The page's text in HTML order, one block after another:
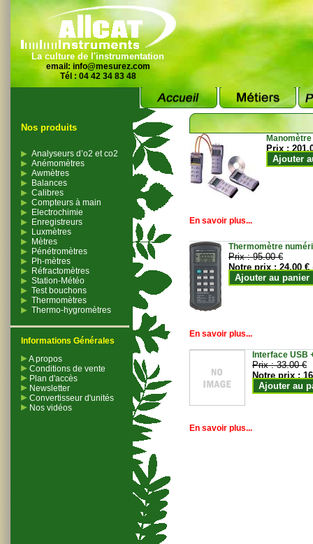
La culture de l'instrumentation
email: info@mesurez.com
Tél : 04 42 34 83 48
Nos produits
Analyseurs d’o2 et co2
Anémomètres
Awmètres
Balances
Calibres
Compteurs à main
Electrochimie
Enregistreurs
Luxmètres
Mètres
Pénétromètres
Ph-mètres
Réfractomètres
Station-Météo
Test bouchons
Thermomètres
Thermo-hygromètres
Informations Générales
A propos
Conditions de vente
Plan d'accès
Newsletter
Convertisseur d'unités
Nos vidéos
Prix :
Ajouter
En savoir plus...
Thermomètre
Prix :95.00 €
Notre prix :24.00 €
Ajouter au panier
En savoir plus...
Interface USB
Prix :33.00 €
Notre prix :
Ajouter au
En savoir plus...